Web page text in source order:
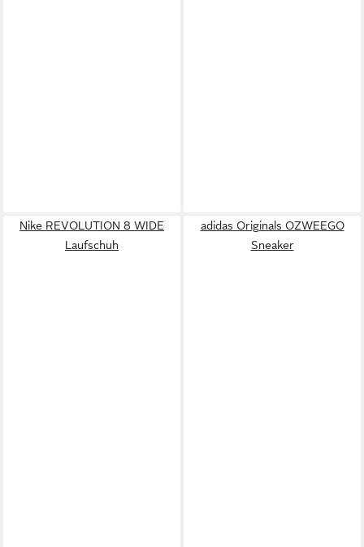
Nike REVOLUTION 8 WIDE
Laufschuh
adidas Originals OZWEEGO
Sneaker